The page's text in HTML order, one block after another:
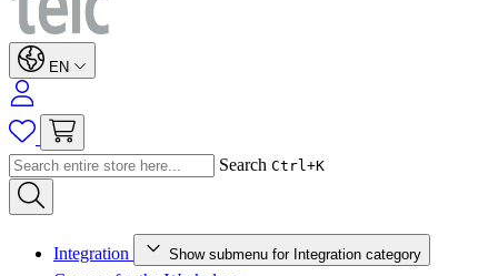
EN
Search Ctrl+K
Integration Show submenu for Integration category